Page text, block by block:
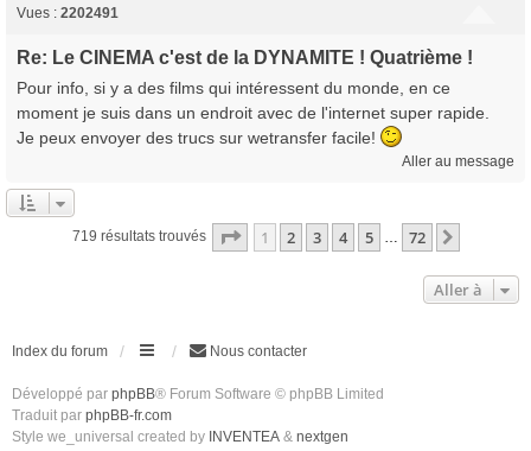
Vues : 2202491
Re: Le CINEMA c'est de la DYNAMITE ! Quatrième !
Pour info, si y a des films qui intéressent du monde, en ce
moment je suis dans un endroit avec de l'internet super rapide.
Je peux envoyer des trucs sur wetransfer facile!
Aller au message
719 résultats trouvés Page 1sur72
1 2 3 4 5 … 72
Aller à
Index du forum Nous contacter
Développé par phpBB® Forum Software © phpBB Limited
Traduit par phpBB-fr.com
Style we_universal created by INVENTEA & nextgen